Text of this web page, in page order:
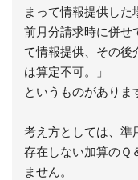
まって情報提供した
前月分請求時に併せ
て情報提供、その後
は算定不可。」
というものがありま
考え方としては、準
存在しない加算のＱ
ません。